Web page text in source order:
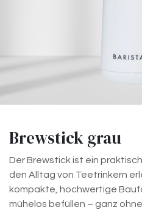
Brewstick grau
Der Brewstick ist ein
den Alltag von Teetrinkern
kompakte, hochwertige
mühelos befüllen – ganz